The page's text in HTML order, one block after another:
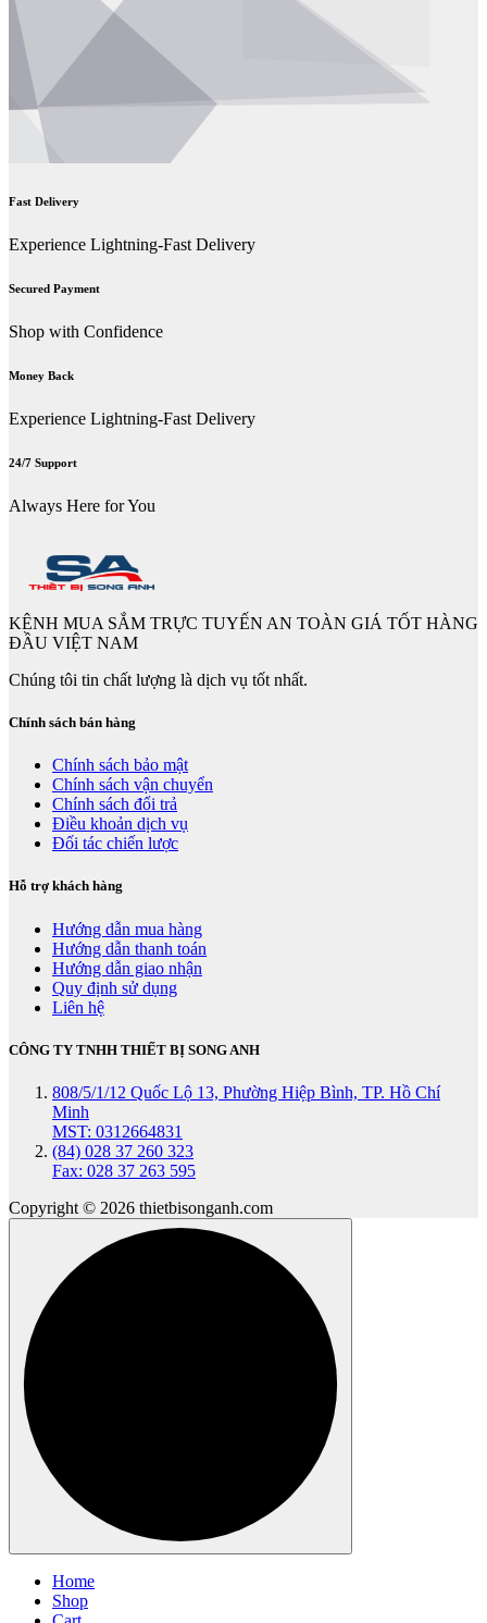
Fast Delivery
Experience Lightning-Fast Delivery
Secured Payment
Shop with Confidence
Money Back
Experience Lightning-Fast Delivery
24/7 Support
Always Here for You
KÊNH MUA SẮM TRỰC TUYẾN AN TOÀN GIÁ TỐT HÀNG
ĐẦU VIỆT NAM
Chúng tôi tin chất lượng là dịch vụ tốt nhất.
Chính sách bán hàng
Chính sách bảo mật
Chính sách vận chuyển
Chính sách đổi trả
Điều khoản dịch vụ
Đối tác chiến lược
Hỗ trợ khách hàng
Hướng dẫn mua hàng
Hướng dẫn thanh toán
Hướng dẫn giao nhận
Quy định sử dụng
Liên hệ
CÔNG TY TNHH THIẾT BỊ SONG ANH
808/5/1/12 Quốc Lộ 13, Phường Hiệp Bình, TP. Hồ Chí
Minh
MST: 0312664831
(84) 028 37 260 323
Fax: 028 37 263 595
Copyright © 2026 thietbisonganh.com
Home
Shop